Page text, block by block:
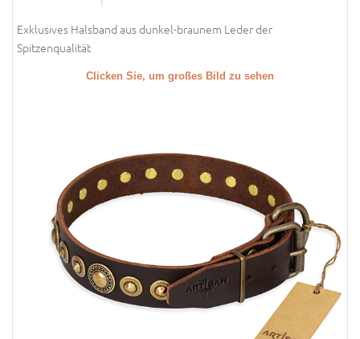
Exklusives Halsband aus dunkel-braunem Leder der
Spitzenqualität
Clicken Sie, um großes Bild zu sehen